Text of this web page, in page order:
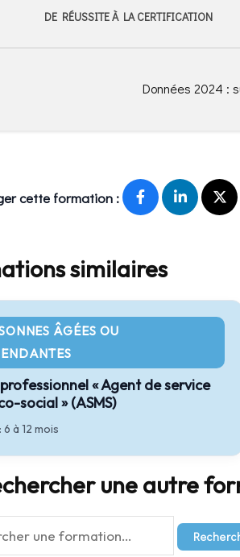
DE RÉUSSITE À LA CERTIFICATION
Données 2024 :
cette formation :
similaires
ÂGÉES OU
« Agent de service
social » (ASMS)
6 à 12 mois
une autre